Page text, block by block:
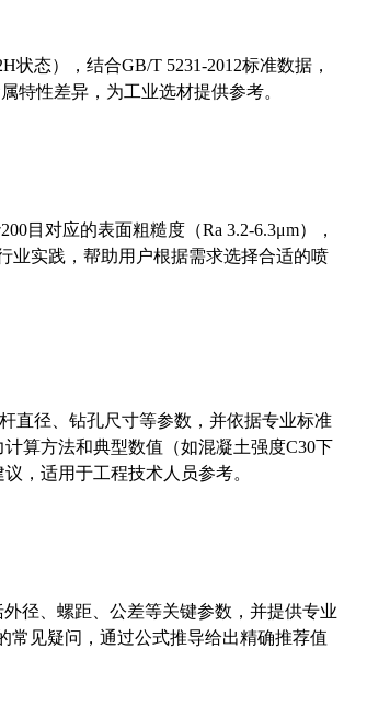
态），结合GB/T 5231-2012标准数据，
特性差异，为工业选材提供参考。
目对应的表面粗糙度（Ra 3.2-6.3μm），
业实践，帮助用户根据需求选择合适的喷
直径、钻孔尺寸等参数，并依据专业标准
计算方法和典型数值（如混凝土强度C30下
，适用于工程技术人员参考。
径、螺距、公差等关键参数，并提供专业
常见疑问，通过公式推导给出精确推荐值